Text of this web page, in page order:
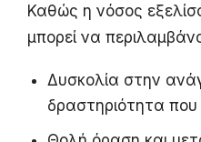
Καθώς η νόσος
μπορεί να
Δυσκολία στην
δραστηριότητα που